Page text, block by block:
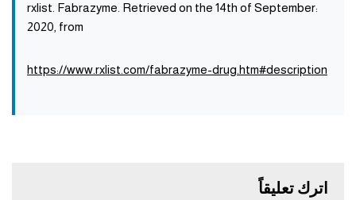
:rxlist. Fabrazyme. Retrieved on the 14th of September
2020, from
https://www.rxlist.com/fabrazyme-drug.htm#description
اترك تعليقاً